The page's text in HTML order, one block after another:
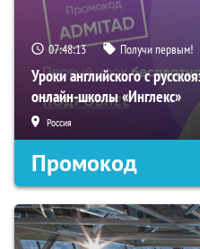
07:48:12 Получи первым!
Уроки английского с
онлайн-школы «Инглекс»
Россия
Промокод